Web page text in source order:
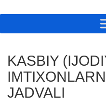
KASBIY
JADVALI